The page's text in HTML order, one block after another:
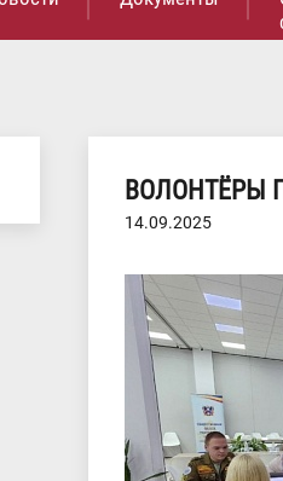
ВОЛОНТЁРЫ
14.09.2025